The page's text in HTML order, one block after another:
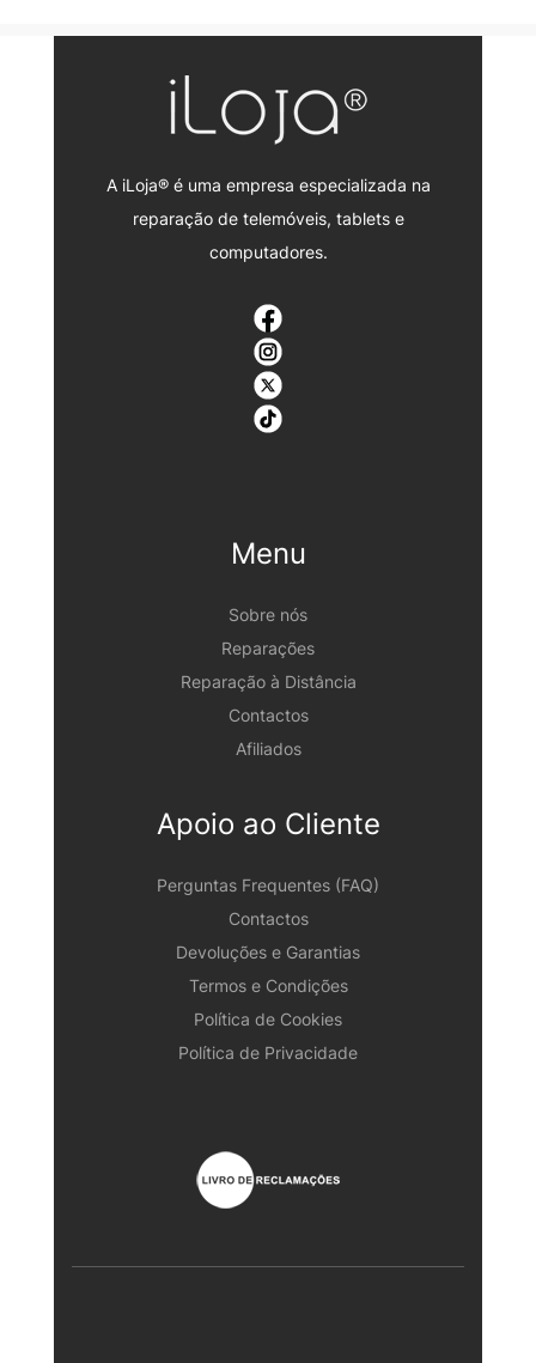
A iLoja® é uma empresa especializada na
reparação de telemóveis, tablets e
computadores.
Menu
Sobre nós
Reparações
Reparação à Distância
Contactos
Afiliados
Apoio ao Cliente
Perguntas Frequentes (FAQ)
Contactos
Devoluções e Garantias
Termos e Condições
Política de Cookies
Política de Privacidade